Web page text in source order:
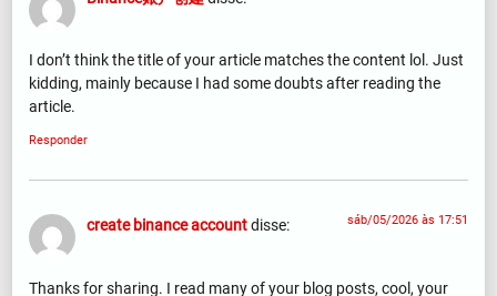
I don’t think the title of your article matches the content lol. Just
kidding, mainly because I had some doubts after reading the
article.
Responder
create binance accountdisse: sáb/05/2026 às 17:51
Thanks for sharing. I read many of your blog posts, cool, your